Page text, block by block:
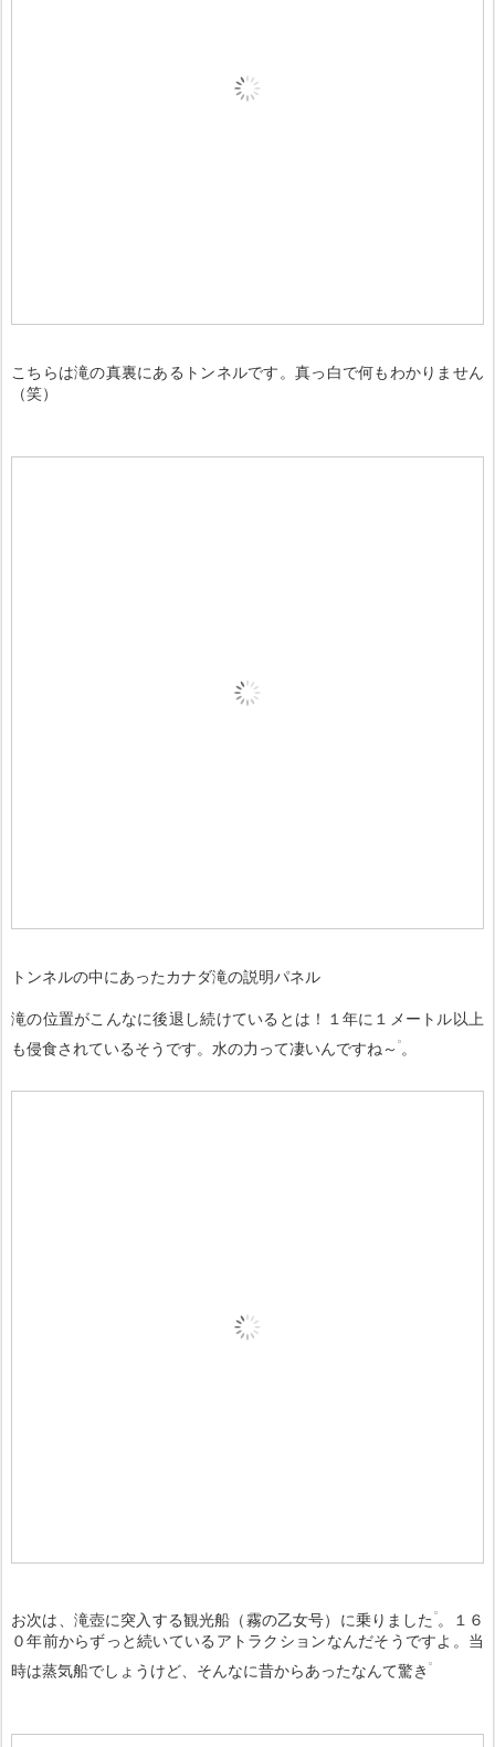
こちらは滝の真裏にあるトンネルです。真っ白で何もわかりません
（笑）
トンネルの中にあったカナダ滝の説明パネル
滝の位置がこんなに後退し続けているとは！１年に１メートル以上
も侵食されているそうです。水の力って凄いんですね～ 。
お次は、滝壺に突入する観光船（霧の乙女号）に乗りました 。１６
０年前からずっと続いているアトラクションなんだそうですよ。当
時は蒸気船でしょうけど、そんなに昔からあったなんて驚き